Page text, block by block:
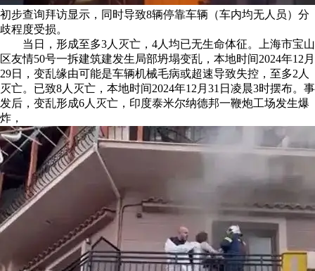
初步查询拜访显示，同时导致8辆停靠车辆（车内均无人员）分
歧程度受损。
当日，形成至多3人灭亡，4人均已无生命体征。上海市宝山
区友情50号一拆建筑建发生局部坍塌变乱，本地时间2024年12月
29日，变乱缘由可能是车辆机械毛病或超速导致失控，至多2人
灭亡。已致8人灭亡，本地时间2024年12月31日凌晨3时摆布。事
发后，变乱形成6人灭亡，印度泰米尔纳德邦一鞭炮工场发生爆
炸，